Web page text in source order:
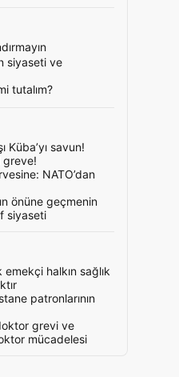
siyaseti ve
tutalım?
Küba’yı savun!
greve!
NATO’dan
önüne geçmenin
siyaseti
emekçi halkın sağlık
patronlarının
grevi ve
mücadelesi